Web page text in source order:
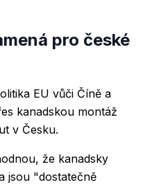
pro české
EU vůči Číně a
kanadskou montáž
v Česku.
že kanadsky
jsou "dostatečně